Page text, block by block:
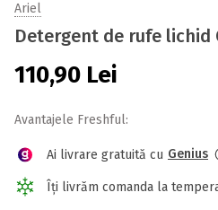
Ariel
Detergent de rufe lichid
110,90 Lei
Avantajele Freshful:
Ai livrare gratuită cu Genius
Îți livrăm comanda la